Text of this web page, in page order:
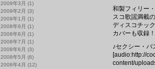
和製フィリー
スコ歌謡満載
ディスコチッ
カバーも収録！
♪セクシー・バ
[audio:http://
content/
2009年3月 (1)
2009年2月 (3)
2009年1月 (1)
2008年9月 (1)
2008年8月 (1)
2008年7月 (1)
2008年6月 (3)
2008年5月 (6)
2008年4月 (12)